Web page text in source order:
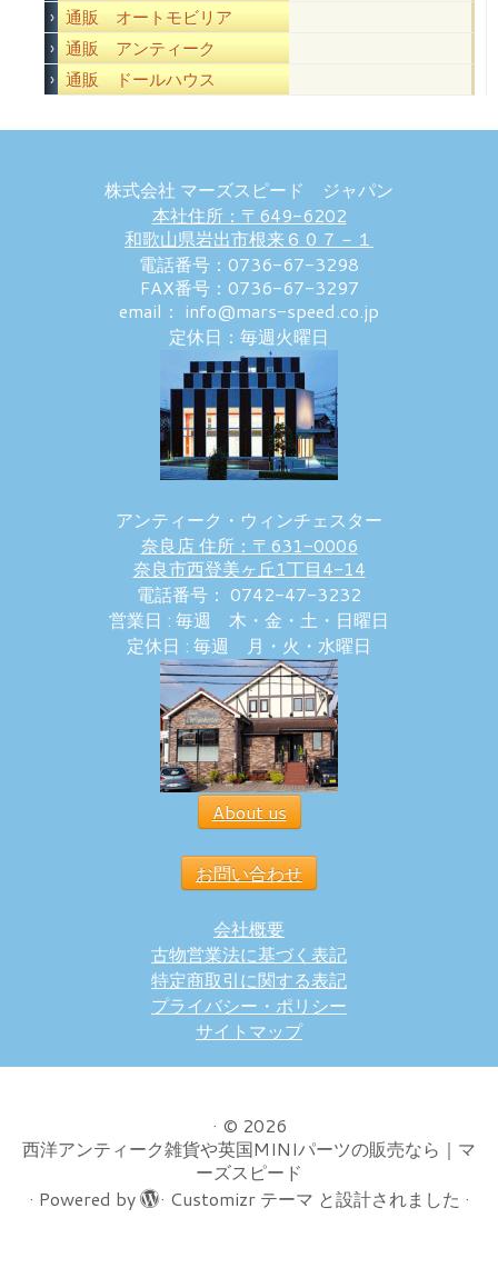
通販 オートモビリア
通販 アンティーク
通販 ドールハウス
株式会社 マーズスピード ジャパン
本社住所：〒649-6202
和歌山県岩出市根来６０７－１
電話番号：0736-67-3298
FAX番号：0736-67-3297
email： info@mars-speed.co.jp
定休日：毎週火曜日
アンティーク・ウィンチェスター
奈良店 住所：〒631-0006
奈良市西登美ヶ丘1丁目4-14
電話番号： 0742-47-3232
営業日 : 毎週 木・金・土・日曜日
定休日 : 毎週 月・火・水曜日
About us
お問い合わせ
会社概要
古物営業法に基づく表記
特定商取引に関する表記
プライバシー・ポリシー
サイトマップ
· © 2026
西洋アンティーク雑貨や英国MINIパーツの販売なら｜マ
ーズスピード
· Powered by · Customizr テーマ と設計されました ·